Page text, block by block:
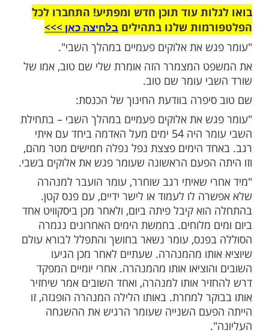
פעמיים בשבי": כך התקרב שורד השבי לה' דווקא
עוד תוכן חדש ומפתיע! התחברו לכל
שלנו בתהילים בלחיצה כאן >>>​
את אלוקים פעמיים במהלך השבי".
המצמרר הזה אומרת שלי שם טוב, אמו של
עומר שם טוב.
בוודעת החינוך של הכנסת:
את אלוקים פעמיים במהלך השבי – בתחילת
השבי עומר היה 54 ימים מעל האדמה ביחד עם איתי
הימים פצצת נפל נפלה חמישים מטר מהם,
הפעם הראשונה שעומר פגש את אלוקים בשבי.